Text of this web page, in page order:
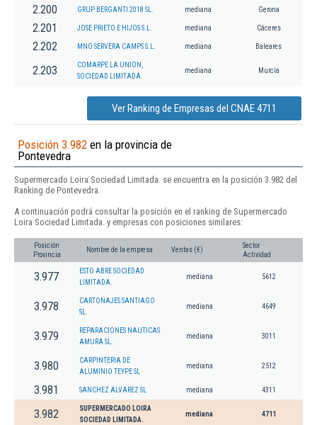
2.200 GRUP BERGANTI 2018 SL. mediana Gerona
2.201 JOSE PRIETO E HIJOS S.L. mediana Cáceres
2.202 MNO SERVERA CAMPS S.L. mediana Baleares
2.203
COMARPE LA UNION,
SOCIEDAD LIMITADA.
mediana Murcia
Ver Ranking de Empresas del CNAE 4711
Posición 3.982 en la provincia de
Pontevedra
Supermercado Loira Sociedad Limitada. se encuentra en la posición 3.982 del
Ranking de Pontevedra.
A continuación podrá consultar la posición en el ranking de Supermercado
Loira Sociedad Limitada. y empresas con posiciones similares:
Posición
Provincia
Nombre de la empresa Ventas (€)
Sector
Actividad
3.977
ESTO ABRE SOCIEDAD
LIMITADA.
mediana 5612
3.978
CARTONAJES SANTIAGO
SL.
mediana 4649
3.979
REPARACIONES NAUTICAS
AMURA SL.
mediana 3011
3.980
CARPINTERIA DE
ALUMINIO TEYPE SL
mediana 2512
3.981 SANCHEZ ALVAREZ SL mediana 4311
3.982
SUPERMERCADO LOIRA
SOCIEDAD LIMITADA.
mediana 4711